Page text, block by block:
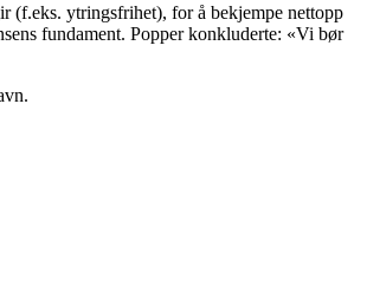
(f.eks. ytringsfrihet), for å bekjempe nettopp
fundament. Popper konkluderte: «Vi bør